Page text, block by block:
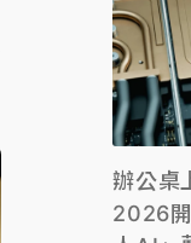
辦公桌
2026